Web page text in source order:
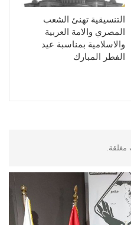
التنسيقية تهنئ الشعب
المصري والامة العربية
والاسلامية بمناسبة عيد
الفطر المبارك
مغلقة.